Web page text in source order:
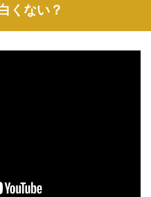
くない？